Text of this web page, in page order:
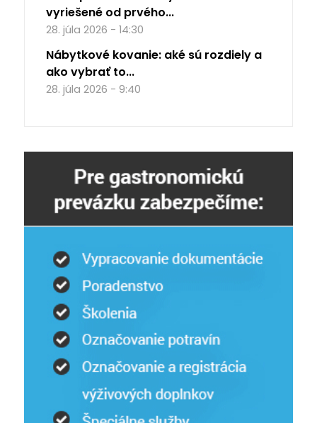
vyriešené od prvého...
28. júla 2026 - 14:30
Nábytkové kovanie: aké sú rozdiely a
ako vybrať to...
28. júla 2026 - 9:40